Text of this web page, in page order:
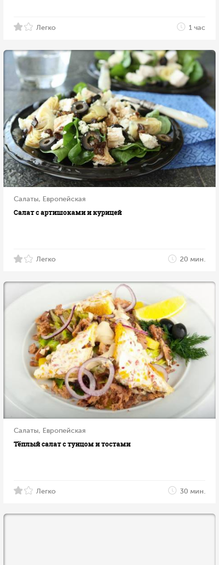
Легко 1 час
Салаты, Европейская
Салат с артишоками и курицей
Легко 20 мин.
Салаты, Европейская
Тёплый салат с тунцом и тостами
Легко 30 мин.